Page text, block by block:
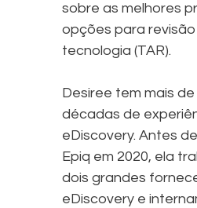
sobre as melhores
opções para
tecnologia (TAR).
Desiree tem mais
décadas de
eDiscovery. Antes
Epiq em 2020, ela
dois grandes
eDiscovery e